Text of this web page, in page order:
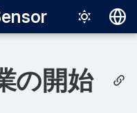
日本語
の開始